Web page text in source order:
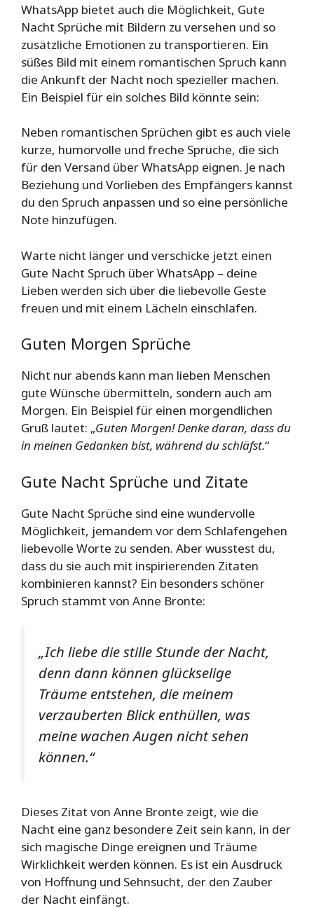
WhatsApp bietet auch die Möglichkeit, Gute
Nacht Sprüche mit Bildern zu versehen und so
zusätzliche Emotionen zu transportieren. Ein
süßes Bild mit einem romantischen Spruch kann
die Ankunft der Nacht noch spezieller machen.
Ein Beispiel für ein solches Bild könnte sein:
Neben romantischen Sprüchen gibt es auch viele
kurze, humorvolle und freche Sprüche, die sich
für den Versand über WhatsApp eignen. Je nach
Beziehung und Vorlieben des Empfängers kannst
du den Spruch anpassen und so eine persönliche
Note hinzufügen.
Warte nicht länger und verschicke jetzt einen
Gute Nacht Spruch über WhatsApp – deine
Lieben werden sich über die liebevolle Geste
freuen und mit einem Lächeln einschlafen.
Guten Morgen Sprüche
Nicht nur abends kann man lieben Menschen
gute Wünsche übermitteln, sondern auch am
Morgen. Ein Beispiel für einen morgendlichen
Gruß lautet: „Guten Morgen! Denke daran, dass du
in meinen Gedanken bist, während du schläfst.“
Gute Nacht Sprüche und Zitate
Gute Nacht Sprüche sind eine wundervolle
Möglichkeit, jemandem vor dem Schlafengehen
liebevolle Worte zu senden. Aber wusstest du,
dass du sie auch mit inspirierenden Zitaten
kombinieren kannst? Ein besonders schöner
Spruch stammt von Anne Bronte:
„Ich liebe die stille Stunde der Nacht,
denn dann können glückselige
Träume entstehen, die meinem
verzauberten Blick enthüllen, was
meine wachen Augen nicht sehen
können.“
Dieses Zitat von Anne Bronte zeigt, wie die
Nacht eine ganz besondere Zeit sein kann, in der
sich magische Dinge ereignen und Träume
Wirklichkeit werden können. Es ist ein Ausdruck
von Hoffnung und Sehnsucht, der den Zauber
der Nacht einfängt.